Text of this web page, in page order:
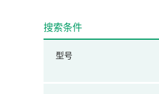
搜索条件
型号